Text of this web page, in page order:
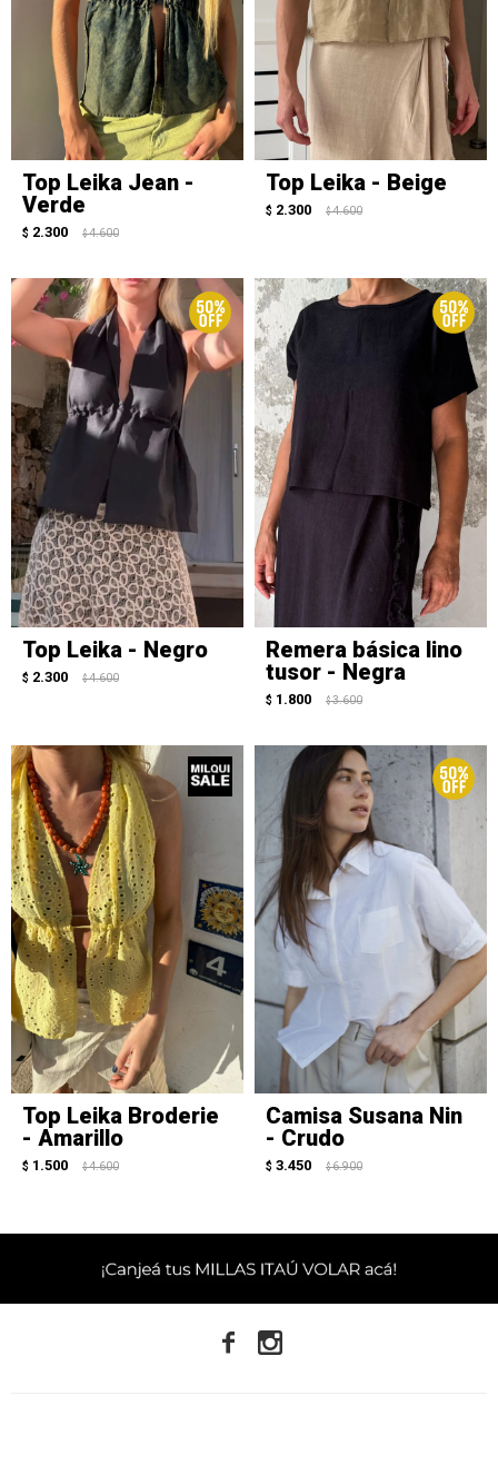
Top Leika Jean -
Verde
$ 2.300 $ 4.600
Top Leika - Beige
$ 2.300 $ 4.600
Top Leika - Negro
$ 2.300 $ 4.600
Remera básica lino
tusor - Negra
$ 1.800 $ 3.600
Top Leika Broderie
- Amarillo
$ 1.500 $ 4.600
Camisa Susana Nin
- Crudo
$ 3.450 $ 6.900
 